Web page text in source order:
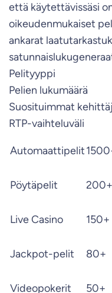
että käytettävissäsi
oikeudenmukaiset
ankarat
Pelityyppi
Pelien lukumäärä
Suosituimmat
RTP-vaihteluväli
Automaattipelit
Pöytäpelit
200+
Live Casino
150+
Jackpot-pelit
80+
Videopokerit
50+